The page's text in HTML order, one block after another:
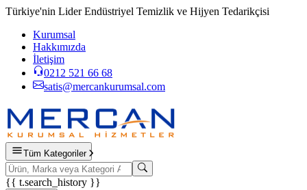
Türkiye'nin Lider Endüstriyel Temizlik ve Hijyen Tedarikçisi
Kurumsal
Hakkımızda
İletişim
0212 521 66 68
satis@mercankurumsal.com
Tüm Kategoriler
{{ t.search_history }}